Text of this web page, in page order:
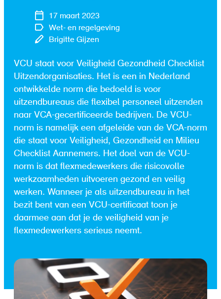
17 maart 2023
Wet- en regelgeving
Brigitte Gijzen
VCU staat voor Veiligheid Gezondheid Checklist
Uitzendorganisaties. Het is een in Nederland
ontwikkelde norm die bedoeld is voor
uitzendbureaus die flexibel personeel uitzenden
naar VCA-gecertificeerde bedrijven. De VCU-
norm is namelijk een afgeleide van de VCA-norm
die staat voor Veiligheid, Gezondheid en Milieu
Checklist Aannemers. Het doel van de VCU-
norm is dat flexmedewerkers die risicovolle
werkzaamheden uitvoeren gezond en veilig
werken. Wanneer je als uitzendbureau in het
bezit bent van een VCU-certificaat toon je
daarmee aan dat je de veiligheid van je
flexmedewerkers serieus neemt.